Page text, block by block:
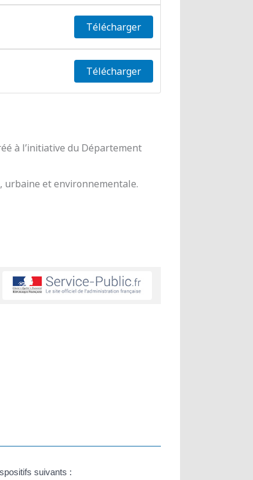
Télécharger
Télécharger
à l’initiative du Département
urbaine et environnementale.
suivants :